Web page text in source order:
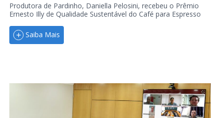
Produtora de Pardinho, Daniella Pelosini, recebeu o Prêmio
Ernesto Illy de Qualidade Sustentável do Café para Espresso
Saiba Mais